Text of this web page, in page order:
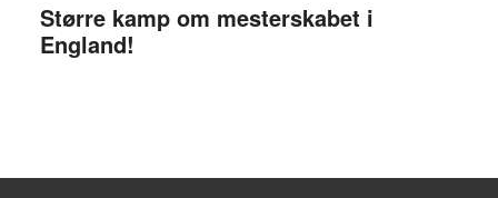
Større kamp om mesterskabet i
England!